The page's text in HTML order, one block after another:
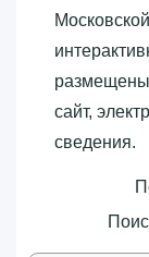
сайт,
сведения.